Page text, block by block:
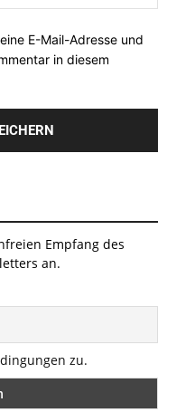
E-Mail-Adresse und
in diesem
Empfang des
an.
zu.